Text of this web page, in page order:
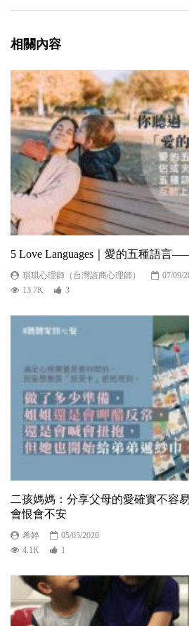
相關內容
5 Love Languages｜愛的五種語言
琪琪心理師（台灣諮商心理師）
07/09/
13.7K
3
二孩媽媽：分享父母的愛確實不容
會恨會不安
希婷
05/05/2020
4.1K
1